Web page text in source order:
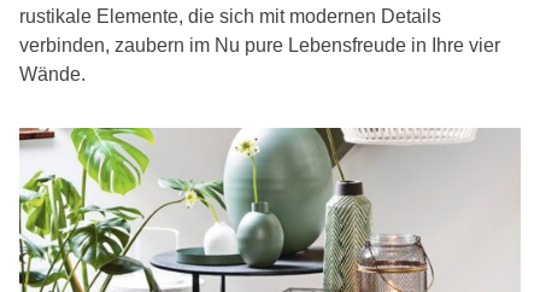
rustikale Elemente, die sich mit modernen Details
verbinden, zaubern im Nu pure Lebensfreude in Ihre vier
Wände.